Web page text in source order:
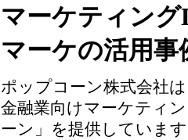
マーケティン
マーケの活用事
ポップコーン株式会社
金融業向けマーケティ
ーン」を提供していま